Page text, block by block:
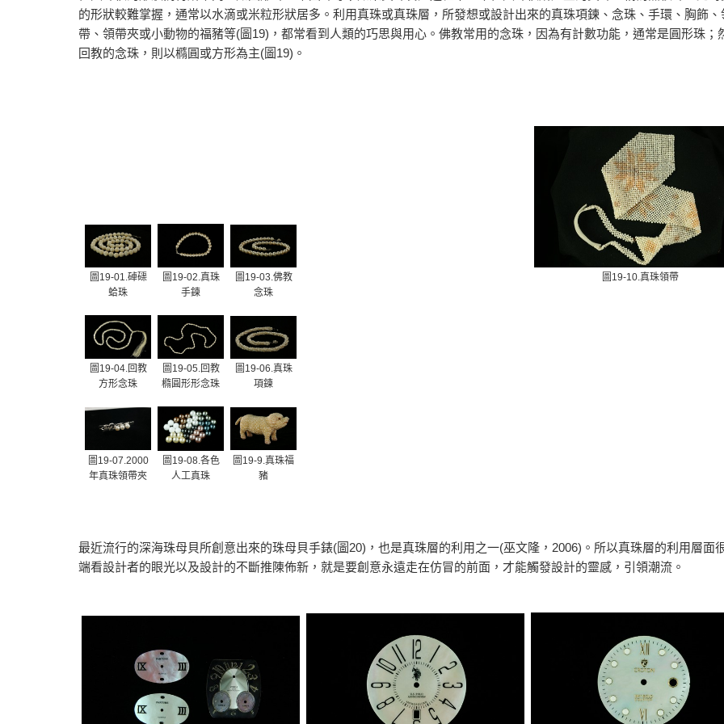
的形狀較難掌握，通常以水滴或米粒形狀居多。利用真珠或真珠層，所發想或設計出來的真珠項鍊、念珠、手環、胸飾、
帶、領帶夾或小動物的福豬等(圖19)，都常看到人類的巧思與用心。佛教常用的念珠，因為有計數功能，通常是圓形珠；
回教的念珠，則以橢圓或方形為主(圖19)。
圖19-01.硨磲
蛤珠
圖19-02.真珠
手鍊
圖19-03.佛教
念珠
圖19-04.回教
方形念珠
圖19-05.回教
橢圓形形念珠
圖19-06.真珠
項鍊
圖19-07.2000
年真珠領帶夾
圖19-08.各色
人工真珠
圖19-9.真珠福
豬
圖19-10.真珠領帶
最近流行的深海珠母貝所創意出來的珠母貝手錶(圖20)，也是真珠層的利用之一(巫文隆，2006)。所以真珠層的利用層面
端看設計者的眼光以及設計的不斷推陳佈新，就是要創意永遠走在仿冒的前面，才能觸發設計的靈感，引領潮流。